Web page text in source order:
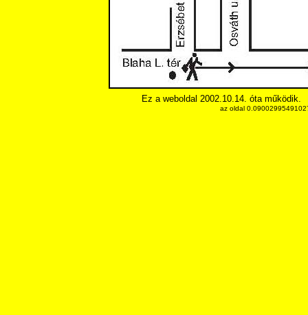
Ez a weboldal 2002.10.14. óta működik.
az oldal